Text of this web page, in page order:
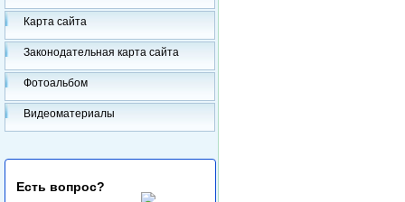
Карта сайта
Законодательная карта сайта
Фотоальбом
Видеоматериалы
Есть вопрос?